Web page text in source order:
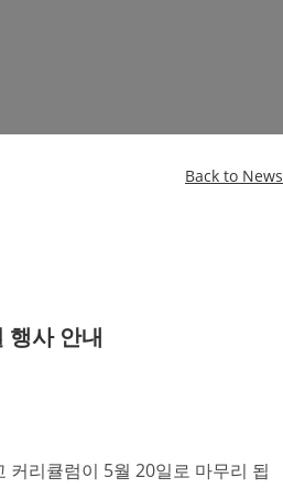
Back to News
행사 안내
커리큘럼이 5월 20일로 마무리 됩